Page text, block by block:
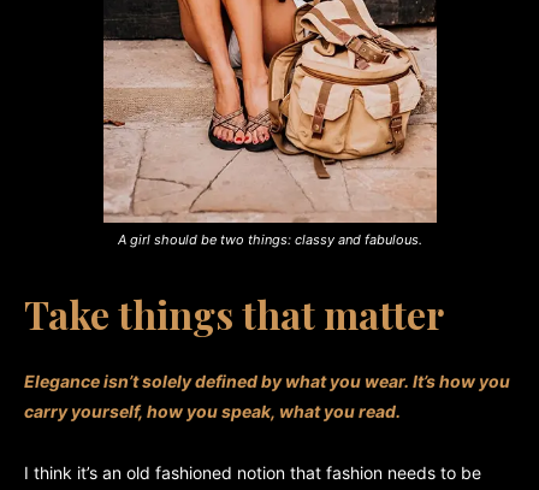
A girl should be two things: classy and fabulous.
Take things that matter
Elegance isn’t solely defined by what you wear. It’s how you
carry yourself, how you speak, what you read.
I think it’s an old fashioned notion that fashion needs to be